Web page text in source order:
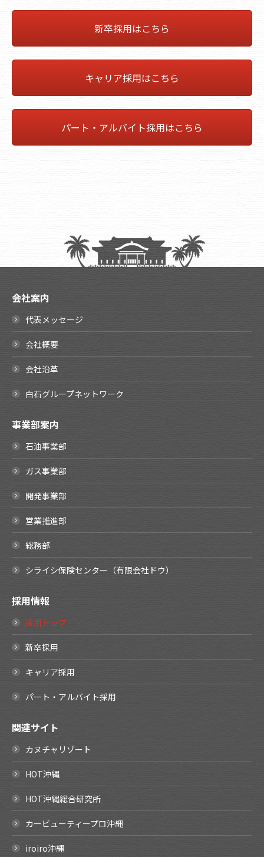
新卒採用はこちら
キャリア採用はこちら
パート・アルバイト採用はこちら
会社案内
代表メッセージ
会社概要
会社沿革
白石グループネットワーク
事業部案内
石油事業部
ガス事業部
開発事業部
営業推進部
総務部
シライシ保険センター（有限会社ドウ）
採用情報
採用トップ
新卒採用
キャリア採用
パート・アルバイト採用
関連サイト
カヌチャリゾート
HOT沖縄
HOT沖縄総合研究所
カービューティープロ沖縄
iroiro沖縄